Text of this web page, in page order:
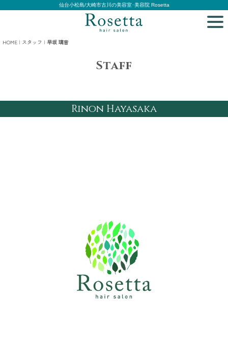
仙台小松島/大崎市古川の美容室･美容院 Rosetta
HOME | スタッフ | 早坂 璃音
Staff
Rinon Hayasaka